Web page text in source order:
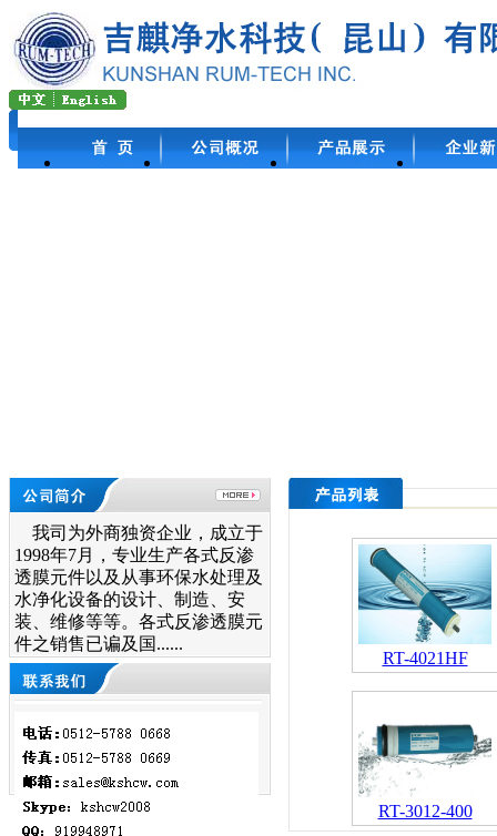
我司为外商独资企业，成立于
1998年7月，专业生产各式反渗
透膜元件以及从事环保水处理及
水净化设备的设计、制造、安
装、维修等等。各式反渗透膜元
件之销售已谝及国......
RT-4021HF
RT-3012-400